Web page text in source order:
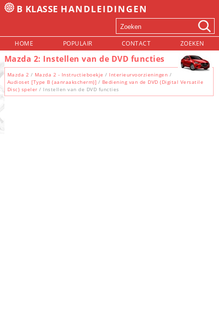
B KLASSE HANDLEIDINGEN
HOME POPULAIR CONTACT ZOEKEN
Mazda 2: Instellen van de DVD functies
Mazda 2 / Mazda 2 - Instructieboekje / Interieurvoorzieningen /
Audioset [Type B (aanraakscherm)] / Bediening van de DVD (Digital Versatile
Disc) speler / Instellen van de DVD functies